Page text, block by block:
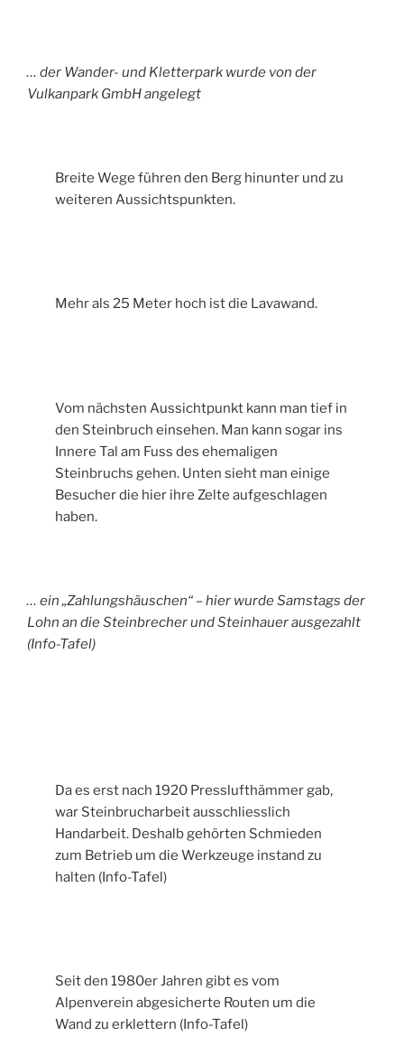
… der Wander- und Kletterpark wurde von der
Vulkanpark GmbH angelegt
Breite Wege führen den Berg hinunter und zu
weiteren Aussichtspunkten.
Mehr als 25 Meter hoch ist die Lavawand.
Vom nächsten Aussichtpunkt kann man tief in
den Steinbruch einsehen. Man kann sogar ins
Innere Tal am Fuss des ehemaligen
Steinbruchs gehen. Unten sieht man einige
Besucher die hier ihre Zelte aufgeschlagen
haben.
… ein „Zahlungshäuschen“ – hier wurde Samstags der
Lohn an die Steinbrecher und Steinhauer ausgezahlt
(Info-Tafel)
Da es erst nach 1920 Presslufthämmer gab,
war Steinbrucharbeit ausschliesslich
Handarbeit. Deshalb gehörten Schmieden
zum Betrieb um die Werkzeuge instand zu
halten (Info-Tafel)
Seit den 1980er Jahren gibt es vom
Alpenverein abgesicherte Routen um die
Wand zu erklettern (Info-Tafel)